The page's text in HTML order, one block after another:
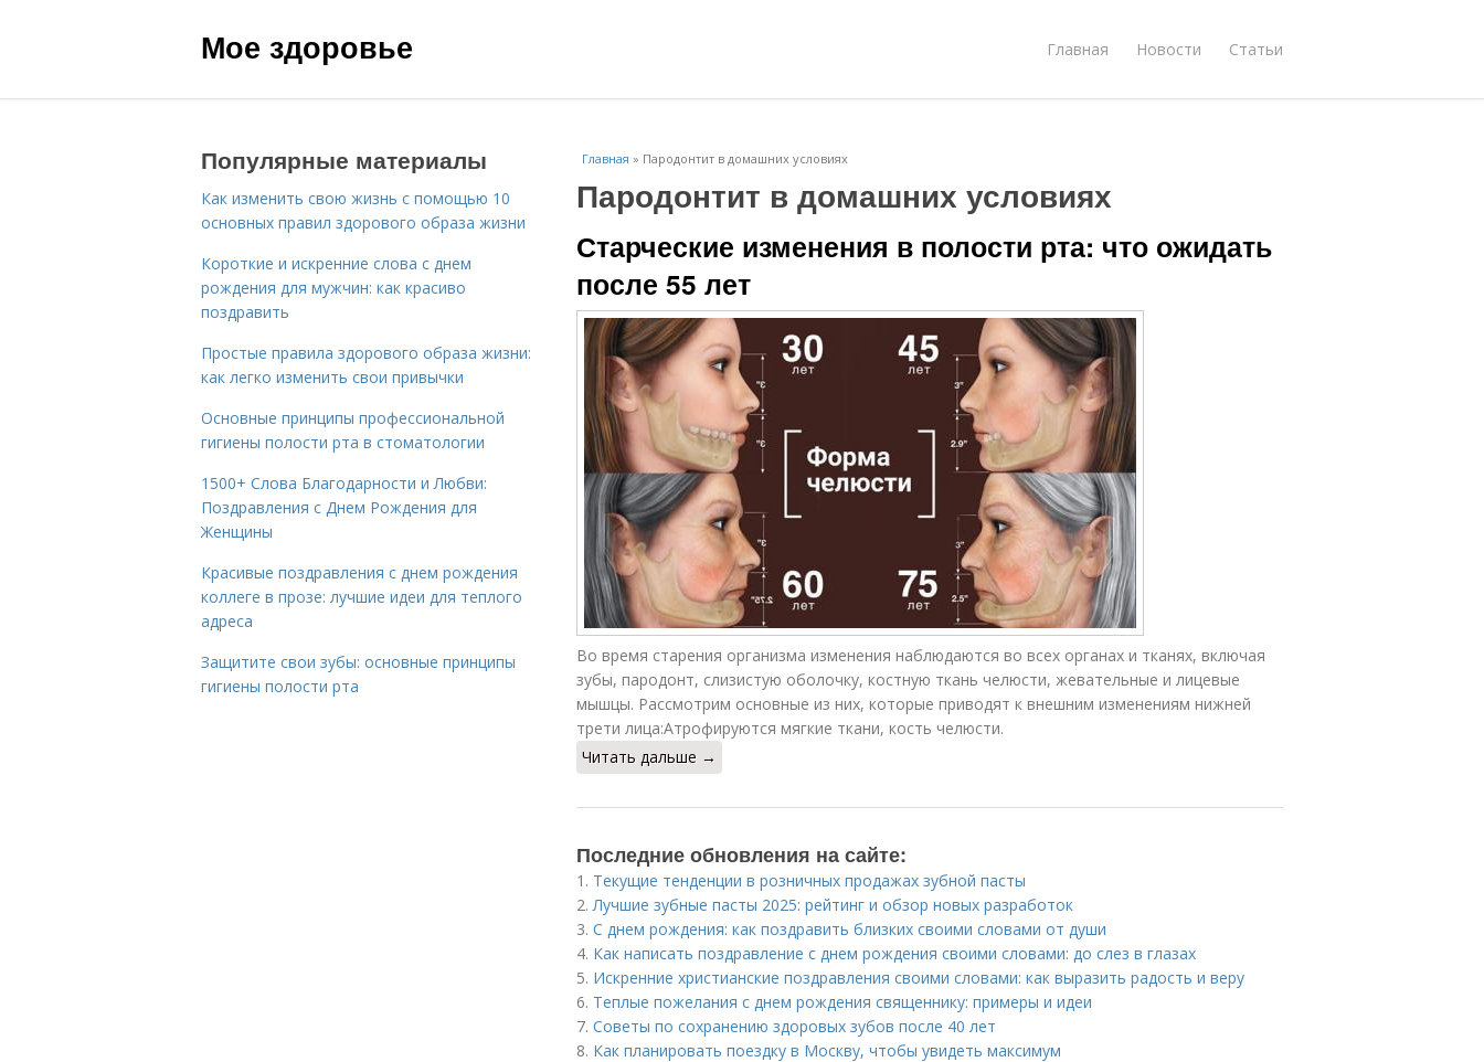
Мое здоровье Главная Новости Статьи
Главная » Пародонтит в домашних условиях
Пародонтит в домашних условиях
Старческие изменения в полости рта: что ожидать
после 55 лет
Во время старения организма изменения наблюдаются во всех органах и тканях, включая
зубы, пародонт, слизистую оболочку, костную ткань челюсти, жевательные и лицевые
мышцы. Рассмотрим основные из них, которые приводят к внешним изменениям нижней
трети лица:Атрофируются мягкие ткани, кость челюсти.
Читать дальше →
Последние обновления на сайте:
1. Текущие тенденции в розничных продажах зубной пасты
2.Лучшие зубные пасты 2025: рейтинг и обзор новых разработок
3. С днем рождения: как поздравить близких своими словами от души
4. Как написать поздравление с днем рождения своими словами: до слез в глазах
5. Искренние христианские поздравления своими словами: как выразить радость и веру
6. Теплые пожелания с днем рождения священнику: примеры и идеи
7. Советы по сохранению здоровых зубов после 40 лет
8. Как планировать поездку в Москву, чтобы увидеть максимум
Популярные материалы
Как изменить свою жизнь с помощью 10
основных правил здорового образа жизни
Короткие и искренние слова с днем
рождения для мужчин: как красиво
поздравить
Простые правила здорового образа жизни:
как легко изменить свои привычки
Основные принципы профессиональной
гигиены полости рта в стоматологии
1500+ Слова Благодарности и Любви:
Поздравления с Днем Рождения для
Женщины
Красивые поздравления с днем рождения
коллеге в прозе: лучшие идеи для теплого
адреса
Защитите свои зубы: основные принципы
гигиены полости рта